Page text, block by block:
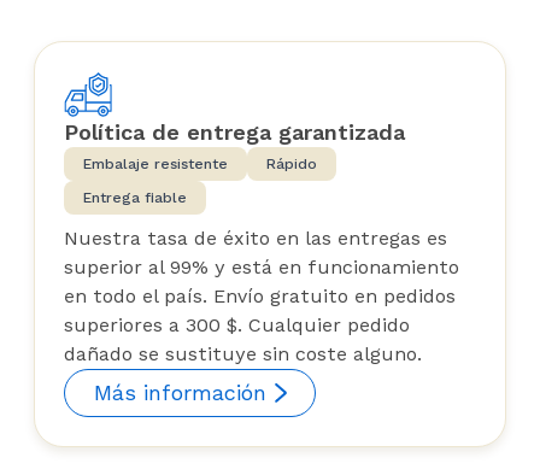
Política de entrega garantizada
Embalaje resistente
Rápido
Entrega fiable
Nuestra tasa de éxito en las entregas es
superior al 99% y está en funcionamiento
en todo el país. Envío gratuito en pedidos
superiores a 300 $. Cualquier pedido
dañado se sustituye sin coste alguno.
Más información